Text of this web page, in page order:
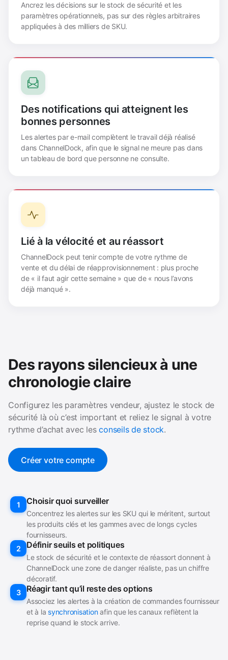
Ancrez les décisions sur le stock de sécurité et les
paramètres opérationnels, pas sur des règles arbitraires
appliquées à des milliers de SKU.
Des notifications qui atteignent les
bonnes personnes
Les alertes par e-mail complètent le travail déjà réalisé
dans ChannelDock, afin que le signal ne meure pas dans
un tableau de bord que personne ne consulte.
Lié à la vélocité et au réassort
ChannelDock peut tenir compte de votre rythme de
vente et du délai de réapprovisionnement : plus proche
de « il faut agir cette semaine » que de « nous l’avons
déjà manqué ».
Des rayons silencieux à une
chronologie claire
Configurez les paramètres vendeur, ajustez le stock de
sécurité là où c’est important et reliez le signal à votre
rythme d’achat avec lesconseils de stock.
Créer votre compte
1 Choisir quoi surveiller
Concentrez les alertes sur les SKU qui le méritent, surtout
les produits clés et les gammes avec de longs cycles
fournisseurs.
2
Définir seuils et politiques
Le stock de sécurité et le contexte de réassort donnent à
ChannelDock une zone de danger réaliste, pas un chiffre
décoratif.
3
Réagir tant qu’il reste des options
Associez les alertes à la création de commandes fournisseur
et à la synchronisationafin que les canaux reflètent la
reprise quand le stock arrive.